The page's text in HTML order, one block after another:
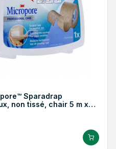
Sparadrap
non tissé, chair 5 m x